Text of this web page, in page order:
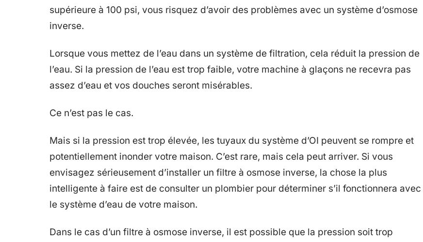
supérieure à 100 psi, vous risquez d’avoir des problèmes avec un système d’osmose
inverse.
Lorsque vous mettez de l’eau dans un système de filtration, cela réduit la pression de
l’eau. Si la pression de l’eau est trop faible, votre machine à glaçons ne recevra pas
assez d’eau et vos douches seront misérables.
Ce n’est pas le cas.
Mais si la pression est trop élevée, les tuyaux du système d’OI peuvent se rompre et
potentiellement inonder votre maison. C’est rare, mais cela peut arriver. Si vous
envisagez sérieusement d’installer un filtre à osmose inverse, la chose la plus
intelligente à faire est de consulter un plombier pour déterminer s’il fonctionnera avec
le système d’eau de votre maison.
Dans le cas d’un filtre à osmose inverse, il est possible que la pression soit trop